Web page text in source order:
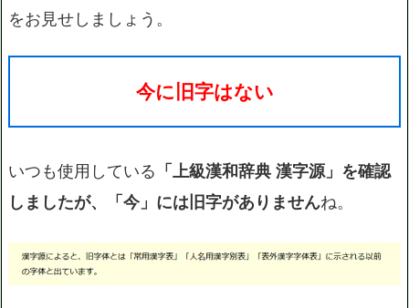
をお見せしましょう。
今に旧字はない
いつも使用している 「上級漢和辞典 漢字源」を確認
しましたが、「今」には旧字がありませんね。